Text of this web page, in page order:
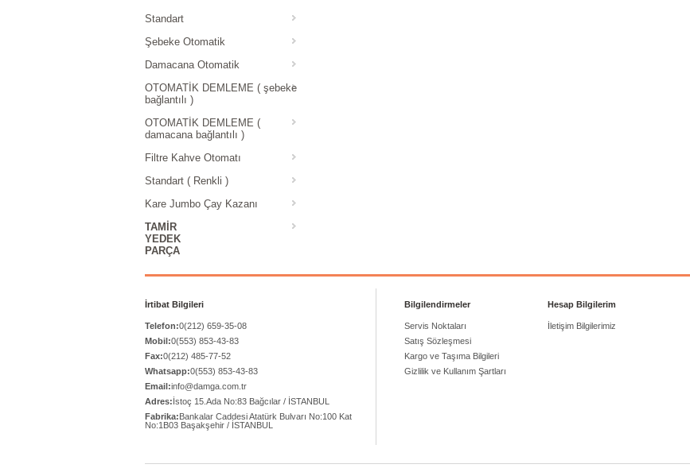
Standart
Şebeke Otomatik
Damacana Otomatik
OTOMATİK DEMLEME ( şebeke
bağlantılı )
OTOMATİK DEMLEME (
damacana bağlantılı )
Filtre Kahve Otomatı
Standart ( Renkli )
Kare Jumbo Çay Kazanı
TAMIR
YEDEK
PARÇA
İrtibat Bilgileri
Telefon:0(212) 659-35-08
Mobil:0(553) 853-43-83
Fax:0(212) 485-77-52
Whatsapp:0(553) 853-43-83
Email:info@damga.com.tr
Adres:İstoç 15.Ada No:83 Bağcılar / İSTANBUL
Fabrika:Bankalar Caddesi Atatürk Bulvarı No:100 Kat
No:1B03 Başakşehir / İSTANBUL
Bilgilendirmeler
Servis Noktaları
Satış Sözleşmesi
Kargo ve Taşıma Bilgileri
Gizlilik ve Kullanım Şartları
Hesap Bilgilerim
İletişim Bilgilerimiz